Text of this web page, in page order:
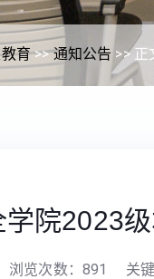
育>>通知公告 >> 正
学院2023
浏览次数： 891 关键